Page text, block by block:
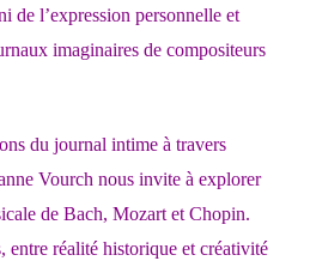
de l’expression personnelle et
imaginaires de compositeurs
du journal intime à travers
Vourch nous invite à explorer
de Bach, Mozart et Chopin.
entre réalité historique et créativité